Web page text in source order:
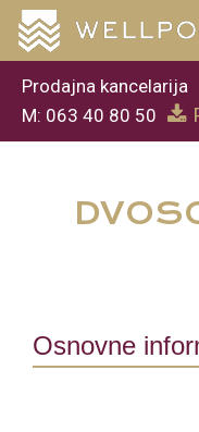
Prodajna kancelarija
M: 063 40 80 50
Osnovne